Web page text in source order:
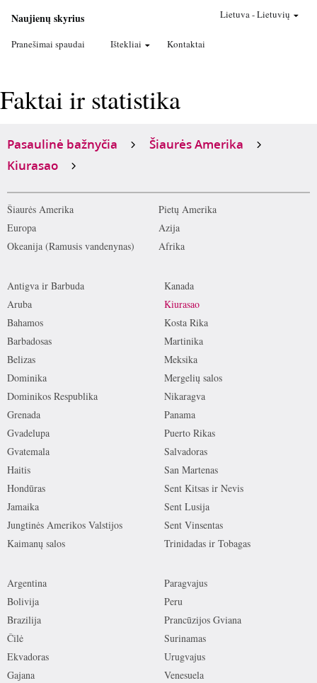
Naujienų skyrius
Pranešimai spaudai Ištekliai Kontaktai
Lietuva-Lietuvių
Faktai ir statistika
Pasaulinė bažnyčia
Šiaurės Amerika
Kiurasao
Šiaurės Amerika
Pietų Amerika
Europa
Azija
Okeanija (Ramusis vandenynas)
Afrika
Antigva ir Barbuda
Aruba
Bahamos
Barbadosas
Belizas
Dominika
Dominikos Respublika
Grenada
Gvadelupa
Gvatemala
Haitis
Hondūras
Jamaika
Jungtinės Amerikos Valstijos
Kaimanų salos
Kanada
Kiurasao
Kosta Rika
Martinika
Meksika
Mergelių salos
Nikaragva
Panama
Puerto Rikas
Salvadoras
San Martenas
Sent Kitsas ir Nevis
Sent Lusija
Sent Vinsentas
Trinidadas ir Tobagas
Argentina
Bolivija
Brazilija
Čilė
Ekvadoras
Gajana
Paragvajus
Peru
Prancūzijos Gviana
Surinamas
Urugvajus
Venesuela